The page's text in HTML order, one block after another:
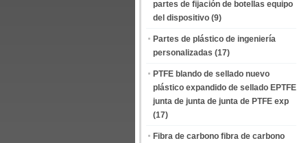
partes de fijación de botellas equipo
del dispositivo (9)
Partes de plástico de ingeniería
personalizadas (17)
PTFE blando de sellado nuevo
plástico expandido de sellado EPTFE
junta de junta de junta de PTFE exp
(17)
Fibra de carbono fibra de carbono